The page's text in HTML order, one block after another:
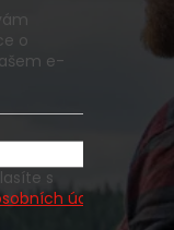
o
e-
s
údajů